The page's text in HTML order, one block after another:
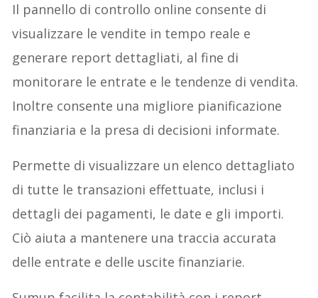
Il pannello di controllo online consente di
visualizzare le vendite in tempo reale e
generare report dettagliati, al fine di
monitorare le entrate e le tendenze di vendita.
Inoltre consente una migliore pianificazione
finanziaria e la presa di decisioni informate.
Permette di visualizzare un elenco dettagliato
di tutte le transazioni effettuate, inclusi i
dettagli dei pagamenti, le date e gli importi.
Ciò aiuta a mantenere una traccia accurata
delle entrate e delle uscite finanziarie.